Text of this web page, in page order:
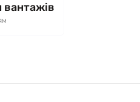
вантажів